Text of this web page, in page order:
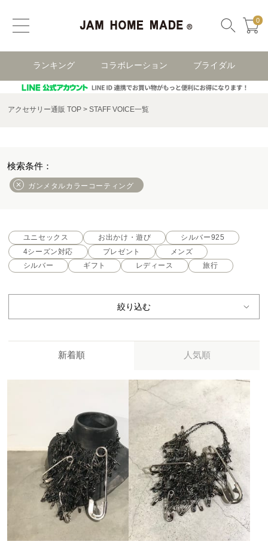
0
ランキング コラボレーション ブライダル
アクセサリー通販 TOP STAFF VOICE一覧
ガンメタルカラーコーティング
ユニセックス お出かけ・遊び
シルバー925
4シーズン対応
プレゼント
メンズ
シルバー
ギフト レディース 旅行
絞り込む
新着順 人気順